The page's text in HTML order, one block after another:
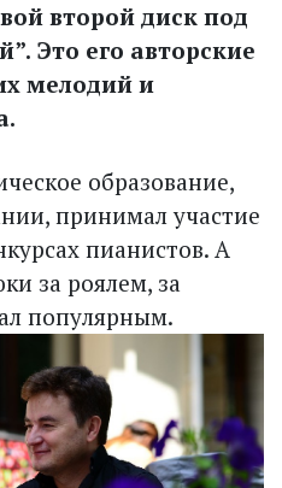
второй диск под
Это его авторские
мелодий и
образование,
принимал участие
пианистов. А
за роялем, за
популярным.